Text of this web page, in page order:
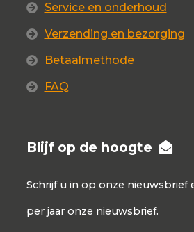
Service en onderhoud
Verzending en bezorging
Betaalmethode
FAQ
Blijf op de hoogte
Schrijf u in op onze nieuwsbrief
per jaar onze nieuwsbrief.